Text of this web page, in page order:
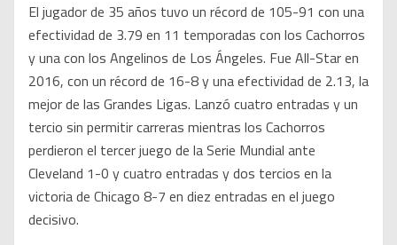
El jugador de 35 años tuvo un récord de 105-91 con una
efectividad de 3.79 en 11 temporadas con los Cachorros
y una con los Angelinos de Los Ángeles. Fue All-Star en
2016, con un récord de 16-8 y una efectividad de 2.13, la
mejor de las Grandes Ligas. Lanzó cuatro entradas y un
tercio sin permitir carreras mientras los Cachorros
perdieron el tercer juego de la Serie Mundial ante
Cleveland 1-0 y cuatro entradas y dos tercios en la
victoria de Chicago 8-7 en diez entradas en el juego
decisivo.